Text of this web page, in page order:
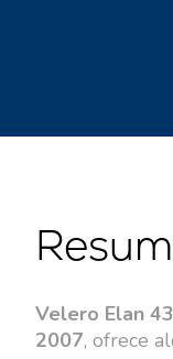
Velero Elan
2007, ofrece